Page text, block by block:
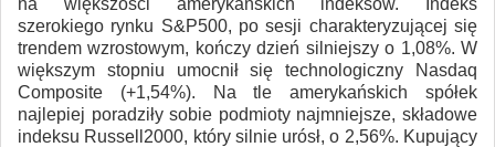
szerokiego rynku S&P500, po sesji charakteryzującej się
trendem wzrostowym, kończy dzień silniejszy o 1,08%. W
większym stopniu umocnił się technologiczny Nasdaq
Composite (+1,54%). Na tle amerykańskich spółek
najlepiej poradziły sobie podmioty najmniejsze, składowe
indeksu Russell2000, który silnie urósł, o 2,56%. Kupujący